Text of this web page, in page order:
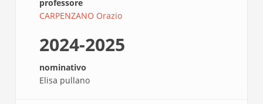
professore
CARPENZANO Orazio
2024-2025
nominativo
Elisa pullano